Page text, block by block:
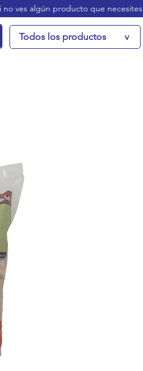
no ves algún producto que
Todos los productos v